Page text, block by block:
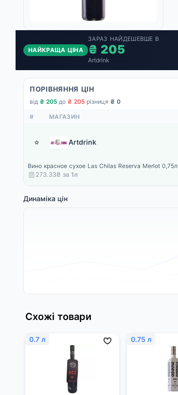
НАЙКРАЩА ЦІНА
ЗАРАЗ НАЙДЕШЕВШЕ В
₴ 205
Artdrink
ПОРІВНЯННЯ ЦІН
від ₴ 205·до ₴ 205·різниця ₴ 0
# МАГАЗИН
⭐ Artdrink
Вино красное сухое Las Chilas Reserva Merlot 0,75л
273.33₴ за 1л
Динаміка цін
Схожі товари
0.7 л 0.75 л